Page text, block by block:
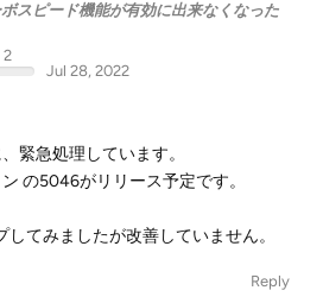
ピード機能が有効に出来なくなった
2
Jul 28, 2022
緊急処理しています。
の5046がリリース予定です。
てみましたが改善していません。
Reply